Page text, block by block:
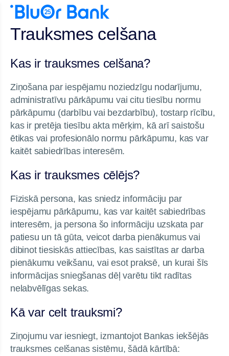
Trauksmes celšana
Kas ir trauksmes celšana?
Ziņošana par iespējamu noziedzīgu nodarījumu,
administratīvu pārkāpumu vai citu tiesību normu
pārkāpumu (darbību vai bezdarbību), tostarp rīcību,
kas ir pretēja tiesību akta mērķim, kā arī saistošu
ētikas vai profesionālo normu pārkāpumu, kas var
kaitēt sabiedrības interesēm.
Kas ir trauksmes cēlējs?
Fiziskā persona, kas sniedz informāciju par
iespējamu pārkāpumu, kas var kaitēt sabiedrības
interesēm, ja persona šo informāciju uzskata par
patiesu un tā gūta, veicot darba pienākumus vai
dibinot tiesiskās attiecības, kas saistītas ar darba
pienākumu veikšanu, vai esot praksē, un kurai šīs
informācijas sniegšanas dēļ varētu tikt radītas
nelabvēlīgas sekas.
Kā var celt trauksmi?
Ziņojumu var iesniegt, izmantojot Bankas iekšējās
trauksmes celšanas sistēmu, šādā kārtībā: